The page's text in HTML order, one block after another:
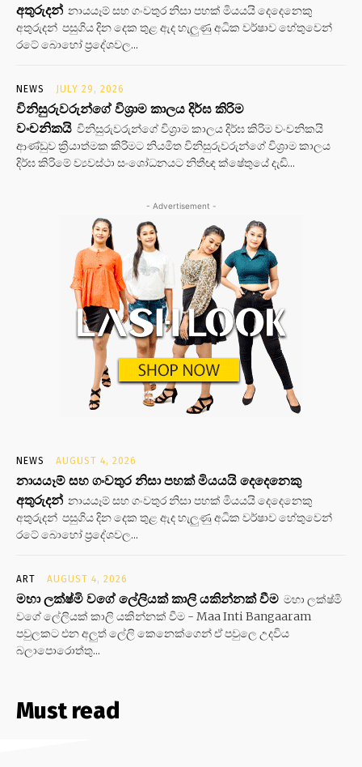
අතුරුදන් නායයෑම් සහ ගංවතුර නිසා පහක් මියයයි දෙදෙනෙකු
අතුරුදන් පසුගිය දින දෙක තුළ ඇද හැලුණු අධික වර්ෂාව හේතුවෙන්
රටේ බොහෝ ප්‍රදේශවල...
NEWS JULY 29, 2026
විනිසුරුවරුන්ගේ විශ්‍රාම කාලය දිර්ඝ කිරිම
වංචනිකයි විනිසුරුවරුන්ගේ විශ්‍රාම කාලය දිර්ඝ කිරිම වංචනිකයි
ආණ්ඩුව ක්‍රියාත්මක කිරිමට නියමිත විනිසුරුවරුන්ගේ විශ්‍රාම කාලය
දිර්ඝ කිරිමේ ව්‍යවස්ථා සංශෝධනයට නිතීඥ ක්ෂේතුයේ දැඩි...
- Advertisement -
NEWS AUGUST 4, 2026
නායයෑම් සහ ගංවතුර නිසා පහක් මියයයි දෙදෙනෙකු
අතුරුදන් නායයෑම් සහ ගංවතුර නිසා පහක් මියයයි දෙදෙනෙකු
අතුරුදන් පසුගිය දින දෙක තුළ ඇද හැලුණු අධික වර්ෂාව හේතුවෙන්
රටේ බොහෝ ප්‍රදේශවල...
ART AUGUST 4, 2026
මහා ලක්ෂ්මි වගේ ලේලියක් කාලි යකින්නක් වීම මහා ලක්ෂ්මි
වගේ ලේලියක් කාලි යකින්නක් වීම - Maa Inti Bangaaram
පවුලකට එන අලුත් ලේලි කෙනෙක්ගෙන් ඒ පවුලෙ උදවිය
බලාපොරොත්තු...
Must read